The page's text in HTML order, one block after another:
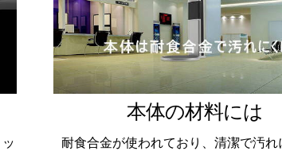
本体の材料には
耐食合金が使われており、清潔で汚れ